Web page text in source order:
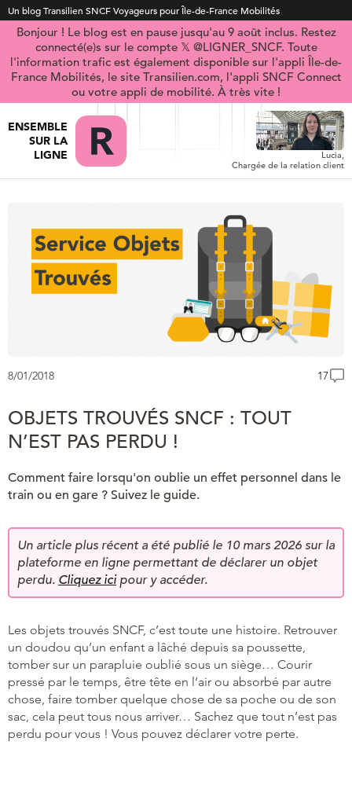
Un blog Transilien SNCF Voyageurs pour Île-de-France Mobilités
Bonjour ! Le blog est en pause jusqu'au 9 août inclus. Restez
connecté(e)s sur le compte 𝕏 @LIGNER_SNCF. Toute
l'information trafic est également disponible sur l'appli Île-de-
France Mobilités, le site Transilien.com, l'appli SNCF Connect
ou votre appli de mobilité. À très vite !
ENSEMBLE
SUR LA
LIGNE
Lucia,
Chargée de la relation client
8/01/2018 17
OBJETS TROUVÉS SNCF : TOUT
N’EST PAS PERDU !
Comment faire lorsqu'on oublie un effet personnel dans le
train ou en gare ? Suivez le guide.
Un article plus récent a été publié le 10 mars 2026 sur la
plateforme en ligne permettant de déclarer un objet
perdu. Cliquez icipour y accéder.
Les objets trouvés SNCF, c’est toute une histoire. Retrouver
un doudou qu’un enfant a lâché depuis sa poussette,
tomber sur un parapluie oublié sous un siège… Courir
pressé par le temps, être tête en l’air ou absorbé par autre
chose, faire tomber quelque chose de sa poche ou de son
sac, cela peut tous nous arriver… Sachez que tout n’est pas
perdu pour vous ! Vous pouvez déclarer votre perte.